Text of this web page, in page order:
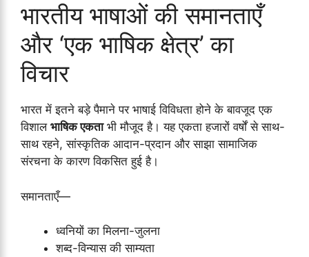
भारतीय भाषाओं की समानताएँ
और ‘एक भाषिक क्षेत्र’ का
विचार
भारत में इतने बड़े पैमाने पर भाषाई विविधता होने के बावजूद एक
विशाल भाषिक एकताभी मौजूद है। यह एकता हजारों वर्षों से साथ-
साथ रहने, सांस्कृतिक आदान-प्रदान और साझा सामाजिक
संरचना के कारण विकसित हुई है।
समानताएँ—
ध्वनियों का मिलना-जुलना
शब्द-विन्यास की साम्यता